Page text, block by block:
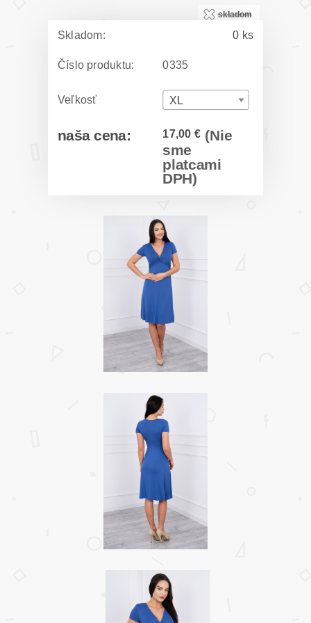
skladom
Skladom: 0 ks
Číslo produktu: 0335
Veľkosť XL
naša cena: 17,00 € (Nie
sme
platcami
DPH)